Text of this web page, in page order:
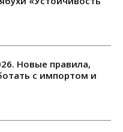
Новые правила,
с импортом и